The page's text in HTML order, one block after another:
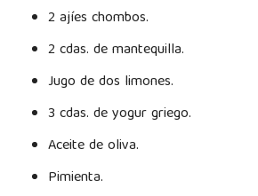
2 ajíes chombos.
2 cdas. de mantequilla.
Jugo de dos limones.
3 cdas. de yogur griego.
Aceite de oliva.
Pimienta.